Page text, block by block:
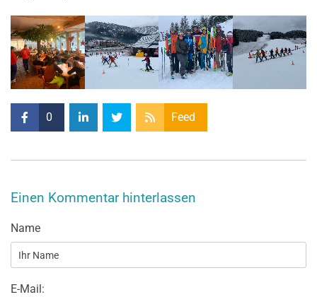
0 Feed
Einen Kommentar hinterlassen
Name
E-Mail: